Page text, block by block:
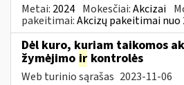
Metai: 2024 Mokesčiai:Akcizai
pakeitimai:Akcizų pakeitimai nuo
Dėl kuro, kuriam taikomos
žymėjimo ir kontrolės
Web turinio sąrašas 2023-11-06